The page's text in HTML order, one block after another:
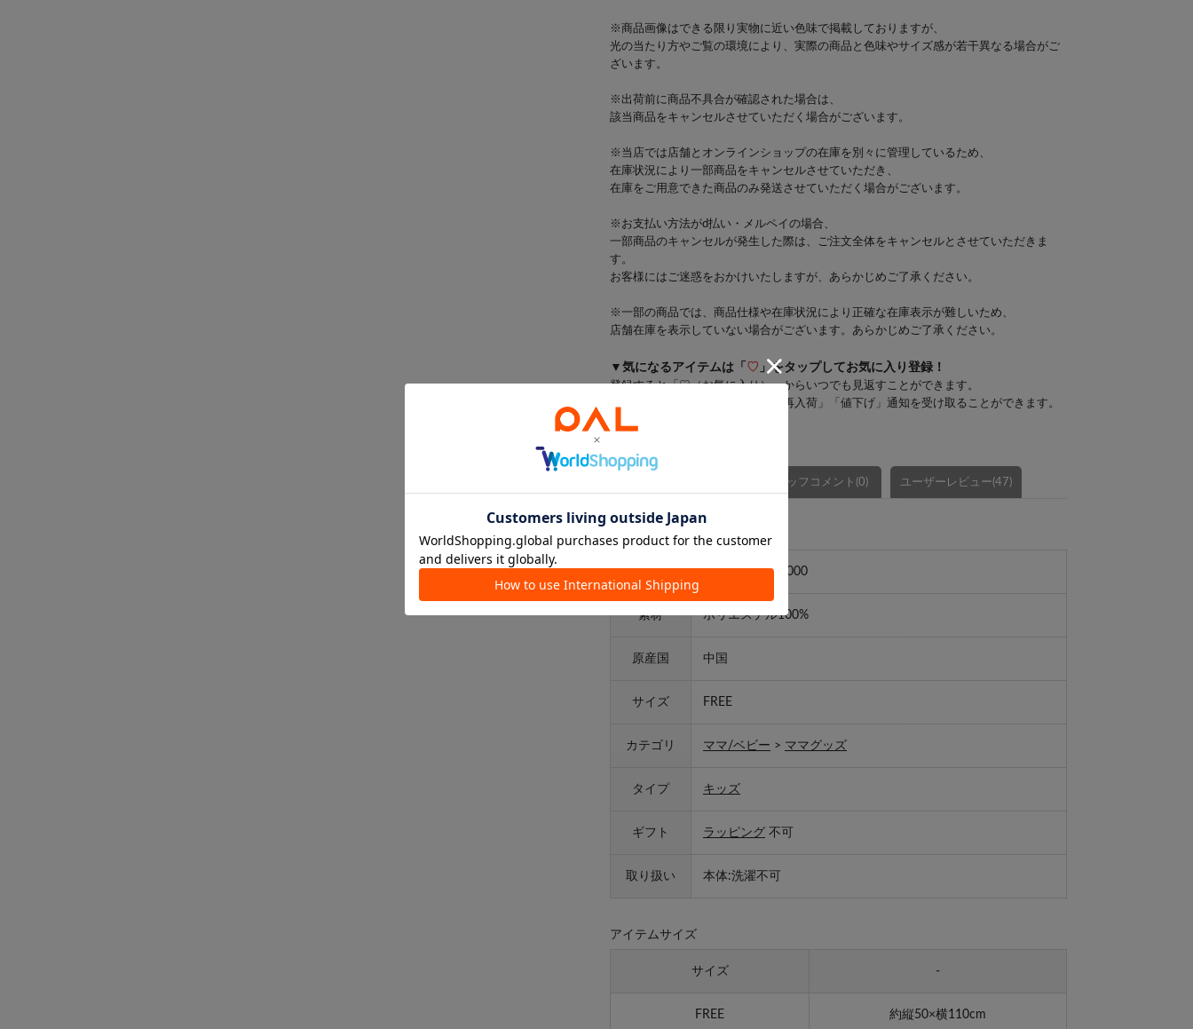
※商品画像はできる限り実物に近い色味で掲載しておりますが、
光の当たり方やご覧の環境により、実際の商品と色味やサイズ感が若干異なる場合がご
ざいます。
※出荷前に商品不具合が確認された場合は、
該当商品をキャンセルさせていただく場合がございます。
※当店では店舗とオンラインショップの在庫を別々に管理しているため、
在庫状況により一部商品をキャンセルさせていただき、
在庫をご用意できた商品のみ発送させていただく場合がございます。
※お支払い方法がd払い・メルペイの場合、
一部商品のキャンセルが発生した際は、ご注文全体をキャンセルとさせていただきま
す。
お客様にはご迷惑をおかけいたしますが、あらかじめご了承ください。
※一部の商品では、商品仕様や在庫状況により正確な在庫表示が難しいため、
店舗在庫を表示していない場合がございます。あらかじめご了承ください。
▼気になるアイテムは「 ♡ 」をタップしてお気に入り登録！
登録すると「♡（お気に入り）」からいつでも見返すことができます。
登録した商品の「残りわずか」「再入荷」「値下げ」通知を受け取ることができます。
スタッフコメント(0) ユーザーレビュー(47)
アイテム詳細
品番 2613-SNAV01-000
素材 ポリエステル100%
原産国 中国
サイズ FREE
カテゴリ ママ/ベビー > ママグッズ
タイプ キッズ
ギフト ラッピング 不可
取り扱い 本体:洗濯不可
アイテムサイズ
サイズ -
FREE 約縦50×横110cm